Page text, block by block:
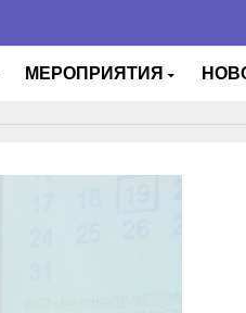
МЕРОПРИЯТИЯ